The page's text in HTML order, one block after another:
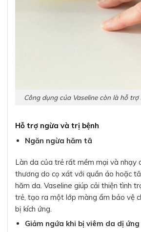
Công dụng của Vaseline còn là hỗ
Hỗ trợ ngừa và trị bệnh
Ngăn ngừa hăm tã
Làn da của trẻ rất mềm mại và nhạy
thương do cọ xát với quần áo hoặc
hăm da. Vaseline giúp cải thiện tình
trẻ, tạo ra một lớp màng ẩm bảo vệ
bị kích ứng.
Giảm ngứa khi bị viêm da dị ứng